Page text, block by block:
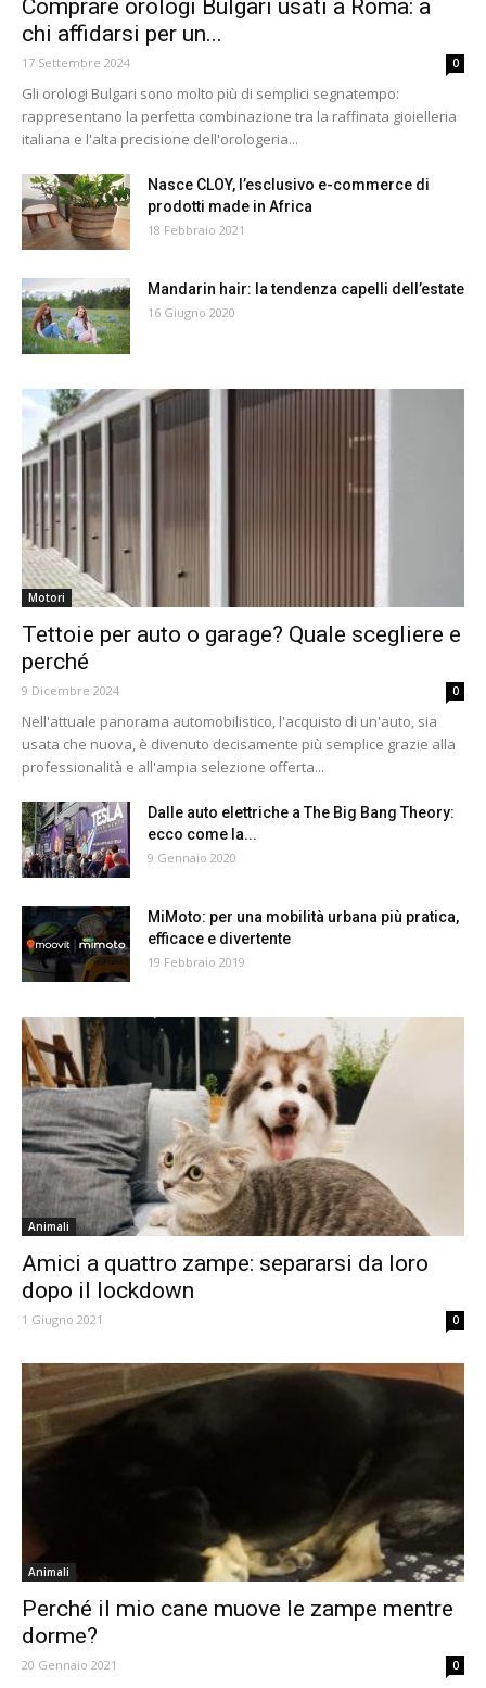
Comprare orologi Bulgari usati a Roma: a
chi affidarsi per un...
17 Settembre 2024 0
Gli orologi Bulgari sono molto più di semplici segnatempo:
rappresentano la perfetta combinazione tra la raffinata gioielleria
italiana e l'alta precisione dell'orologeria...
Nasce CLOY, l’esclusivo e-commerce di
prodotti made in Africa
18 Febbraio 2021
Mandarin hair: la tendenza capelli dell’estate
16 Giugno 2020
Motori
Tettoie per auto o garage? Quale scegliere e
perché
9 Dicembre 2024 0
Nell'attuale panorama automobilistico, l'acquisto di un'auto, sia
usata che nuova, è divenuto decisamente più semplice grazie alla
professionalità e all'ampia selezione offerta...
Dalle auto elettriche a The Big Bang Theory:
ecco come la...
9 Gennaio 2020
MiMoto: per una mobilità urbana più pratica,
efficace e divertente
19 Febbraio 2019
Animali
Amici a quattro zampe: separarsi da loro
dopo il lockdown
1 Giugno 2021 0
Animali
Perché il mio cane muove le zampe mentre
dorme?
20 Gennaio 2021 0